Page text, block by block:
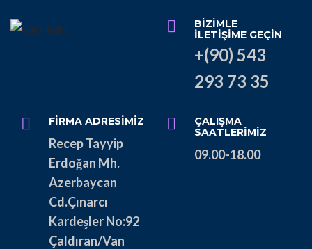
BIZIMLE
İLETIŞIME GEÇIN
+(90) 543
293 73 35
FIRMA ADRESIMIZ
Recep Tayyip
Erdoğan Mh.
Azerbaycan
Cd.Çınarcı
Kardeşler No:92
Çaldıran/Van
ÇALIŞMA
SAATLERIMIZ
09.00-18.00